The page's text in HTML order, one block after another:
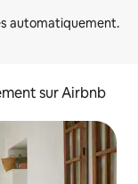
sur Airbnb